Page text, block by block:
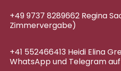
+49 9737 8289662 Regina
Zimmervergabe)
+41 552466413 Heidi Elina
WhatsApp und Telegram